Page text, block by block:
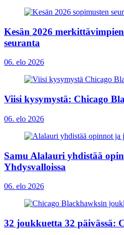
Kesän 2026
seuranta
06. elo 2026
Viisi kysymystä: Chicago
06. elo 2026
Samu Alalauri yhdistää
Yhdysvalloissa
06. elo 2026
32 joukkuetta 32 päivässä: